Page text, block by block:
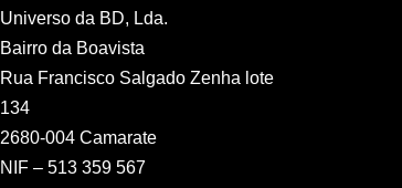
Universo da BD, Lda.
Bairro da Boavista
Rua Francisco Salgado Zenha lote
134
2680-004 Camarate
NIF – 513 359 567